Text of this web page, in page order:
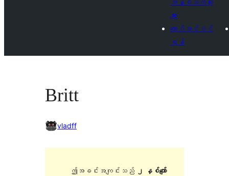
အနှစ်သက်ဆုံး
များ
လော့ဂ်အင်ဝင်
ရန်
Britt
vladff
ဤအခင်းအကျင်းသည်
၂ နှစ်ကျော်